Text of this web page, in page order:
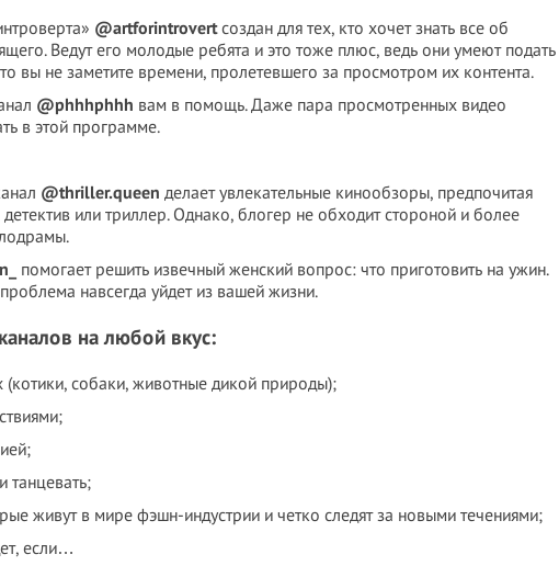
@artforintrovertсоздан для тех, кто хочет знать все об
Ведут его молодые ребята и это тоже плюс, ведь они умеют подать
вы не заметите времени, пролетевшего за просмотром их контента.
@phhhphhh вам в помощь. Даже пара просмотренных видео
в этой программе.
@thriller.queen делает увлекательные кинообзоры, предпочитая
или триллер. Однако, блогер не обходит стороной и более
помогает решить извечный женский вопрос: что приготовить на ужин.
навсегда уйдет из вашей жизни.
на любой вкус:
(котики, собаки, животные дикой природы);
танцевать;
живут в мире фэшн-индустрии и четко следят за новыми течениями;
если…